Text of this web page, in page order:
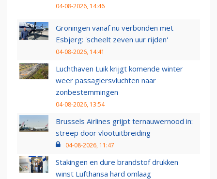
04-08-2026, 14:46
Groningen vanaf nu verbonden met
Esbjerg: 'scheelt zeven uur rijden'
04-08-2026, 14:41
Luchthaven Luik krijgt komende winter
weer passagiersvluchten naar
zonbestemmingen
04-08-2026, 13:54
Brussels Airlines grijpt ternauwernood in:
streep door vlootuitbreiding
04-08-2026, 11:47
Stakingen en dure brandstof drukken
winst Lufthansa hard omlaag